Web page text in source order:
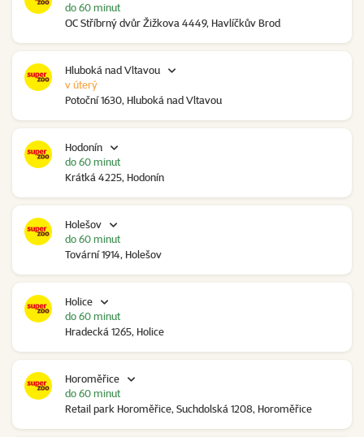
OC Stříbrný dvůr Žižkova 4449, Havlíčkův Brod
do 60 minut
Hluboká nad Vltavou
Potoční 1630, Hluboká nad Vltavou
v úterý
Hodonín
Krátká 4225, Hodonín
do 60 minut
Holešov
Tovární 1914, Holešov
do 60 minut
Holice
Hradecká 1265, Holice
do 60 minut
Horoměřice
Retail park Horoměřice, Suchdolská 1208, Horoměřice
do 60 minut